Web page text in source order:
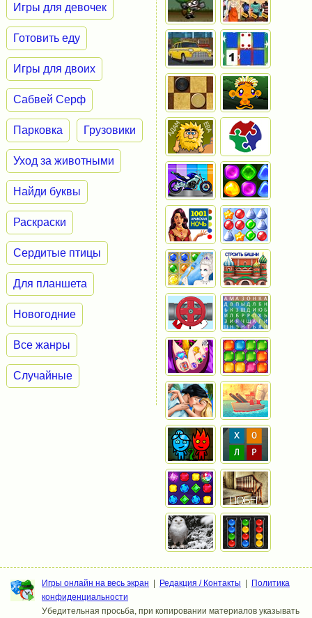
Игры для девочек
Готовить еду
Игры для двоих
Сабвей Серф
Парковка Грузовики
Уход за животными
Найди буквы
Раскраски
Сердитые птицы
Для планшета
Новогодние
Все жанры
Случайные
Игры онлайн на весь экран Редакция / Контакты
Политика
конфиденциальности
Убедительная просьба, при копировании материалов указывать